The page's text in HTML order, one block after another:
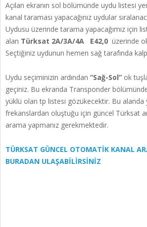
Açılan ekranın sol bölümünde uydu listesi
kanal taraması yapacağınız uydular
Uydusu üzerinde tarama yapacağımız için
alan Türksat 2A/3A/4A E42,0 üzerinde
Seçtiğiniz uydunun hemen sağ tarafında
Uydu seçiminizin ardından “Sağ-Sol” ok
geçiniz. Bu ekranda Transponder
yüklü olan tp listesi gözükecektir. Bu alanda
frekanslardan oluştuğu için güncel Türksat
arama yapmanız gerekmektedir.
TÜRKSAT GÜNCEL OTOMATİK KANAL
BURADAN ULAŞABİLİRSİNİZ